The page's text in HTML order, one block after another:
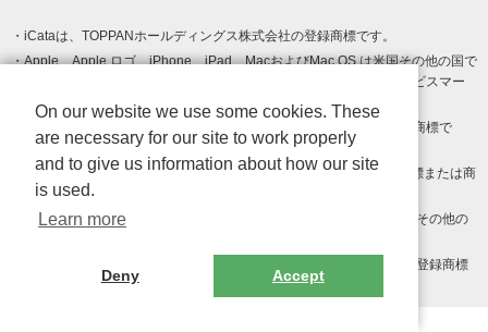
iCataは、TOPPANホールディングス株式会社の登録商標です。
Apple、Apple ロゴ、iPhone、iPad、MacおよびMac OS は米国その他の国で
登録された Apple Inc. の商標です。App Store は Apple Inc. のサービスマー
クです。
Android、Google Play および Google Play ロゴ は Google LLC の商標で
す。
Windows は Microsoft Inc.の米国およびその他の国における登録商標または商
標です。
Adobe、Adobe Reader、Adobe PDF は、Adobe Inc.の米国およびその他の
その他、記載されている会社名、商品名、ロゴは各社の商標または登録商標
On our website we use some cookies. These
are necessary for our site to work properly
and to give us information about how our site
is used.
Learn more
Deny Accept